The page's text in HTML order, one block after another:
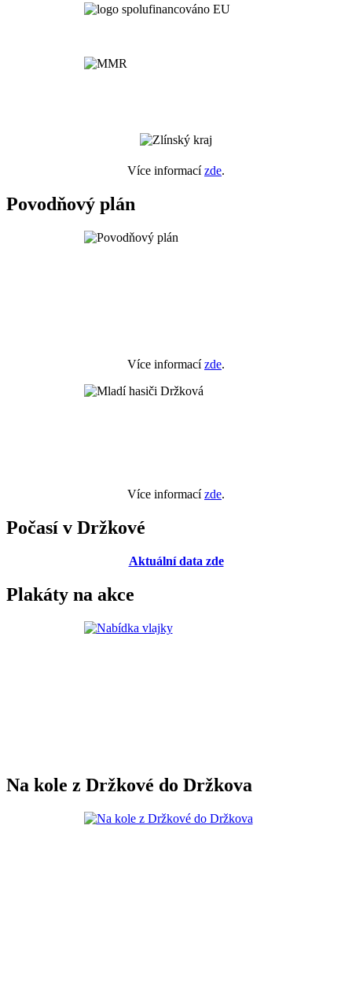
Více informacízde.
Povodňový plán
Více informacízde.
Více informacízde.
Počasí v Držkové
Aktuální data zde
Plakáty na akce
Na kole z Držkové do Držkova